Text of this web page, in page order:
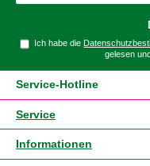
Ich habe die
gelesen
Service-Hotline
Service
Informationen